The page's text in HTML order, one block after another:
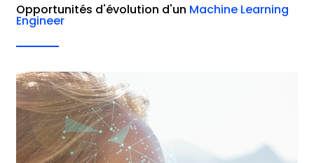
Opportunités d'évolution d'un Machine Learning
Engineer